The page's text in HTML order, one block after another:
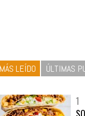
LEÍDO ÚLTIMAS